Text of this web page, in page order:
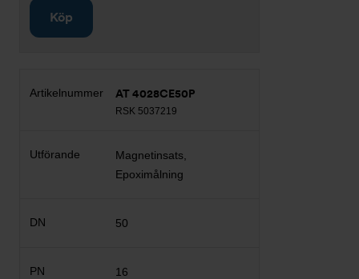
Köp
AT 4028CE50P
RSK 5037219
Magnetinsats,
Epoximålning
50
16